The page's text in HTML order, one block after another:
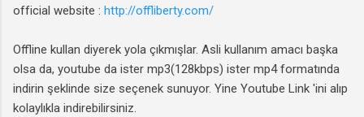
official website : http://offliberty.com/
Offline kullan diyerek yola çıkmışlar. Asli kullanım amacı başka
olsa da, youtube da ister mp3(128kbps) ister mp4 formatında
indirin şeklinde size seçenek sunuyor. Yine Youtube Link 'ini alıp
kolaylıkla indirebilirsiniz.